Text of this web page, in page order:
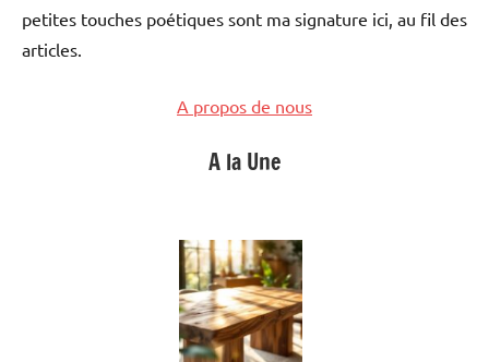
petites touches poétiques sont ma signature ici, au fil des
articles.
A propos de nous
A la Une